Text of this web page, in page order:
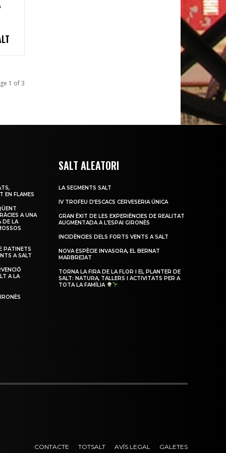
1 of 3
EN FLAMES
A UNA
DE LA
PATINETS
A SALT
A LA
SALT ALEATORI
LA SEGMENTS SALT
IV TROFEU D’ESCACS CERVESERIA ÚNICA
GRAN ÈXIT DE LES EXPERIÈNCIES DE REALITAT
AUGMENTADA A L’ESPAI GIRONÈS
INCIDÈNCIES DELS FORTS VENTS A SALT
NOVA ESPÈCIE INVASORA, EL BERNAT
MARBREJAT
TORNA LA FIRA DE LA FLOR I EL PLANTER DE
SALT: NATURA, TALLERS I ACTIVITATS PER A
TOTA LA FAMÍLIA
CONTACTE TOTSALT AVÍS LEGAL GALETES